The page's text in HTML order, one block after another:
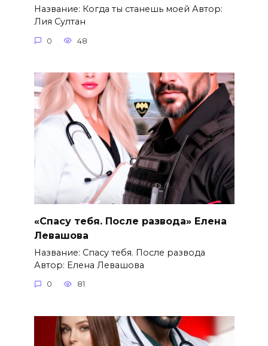
Название: Когда ты станешь моей Автор:
Лия Султан
0 48
«Спасу тебя. После развода» Елена
Левашова
Название: Спасу тебя. После развода
Автор: Елена Левашова
0 81